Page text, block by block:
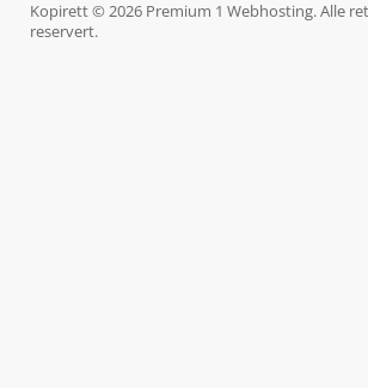
Kopirett © 2026 Premium 1 Webhosting. Alle
reservert.